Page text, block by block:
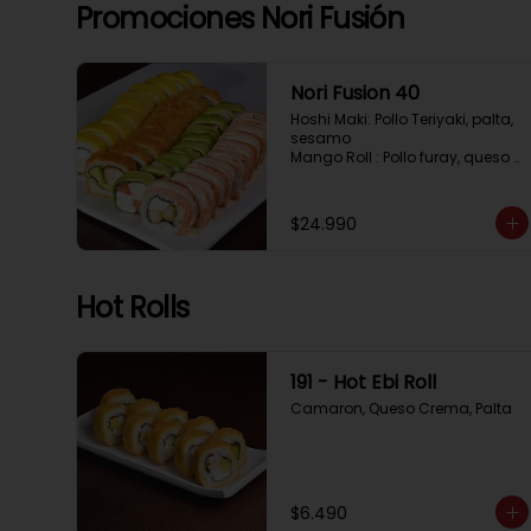
California Caprese: Tomate,
Promociones Nori Fusión
Nori Fusion 40
Hoshi Maki: Pollo Teriyaki, palta,
sesamo
Mango Roll : Pollo furay, queso
Avocado Oriental: Salmon,
Kanikama, Queso crema,
$24.990
Hot Rolls
191 - Hot Ebi Roll
Camaron, Queso Crema, Palta
$6.490